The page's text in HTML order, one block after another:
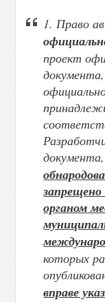
1. Право
проект
органом
которых
вправе